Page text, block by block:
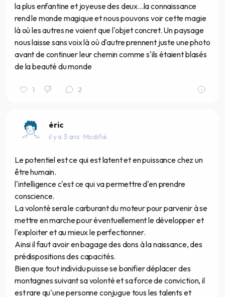
la plus enfantine et joyeuse des deux...la connaissance
rend le monde magique et nous pouvons voir cette magie
là où les autres ne voient que l'objet concret. Un paysage
nous laisse sans voix là où d'autre prennent juste une photo
avant de continuer leur chemin comme s'ils étaient blasés
de la beauté du monde
1 2
éric
il y a 3 ans · Modifié
Le potentiel est ce qui est latent et en puissance chez un
être humain.
l'intelligence c'est ce qui va permettre d'en prendre
conscience.
La volonté sera le carburant du moteur pour parvenir à se
mettre en marche pour éventuellement le développer et
l'exploiter et au mieux le perfectionner.
Ainsi il faut avoir en bagage des dons à la naissance, des
prédispositions des capacités.
Bien que tout individu puisse se bonifier déplacer des
montagnes suivant sa volonté et sa force de conviction, il
est rare qu'une personne conjugue tous les talents et